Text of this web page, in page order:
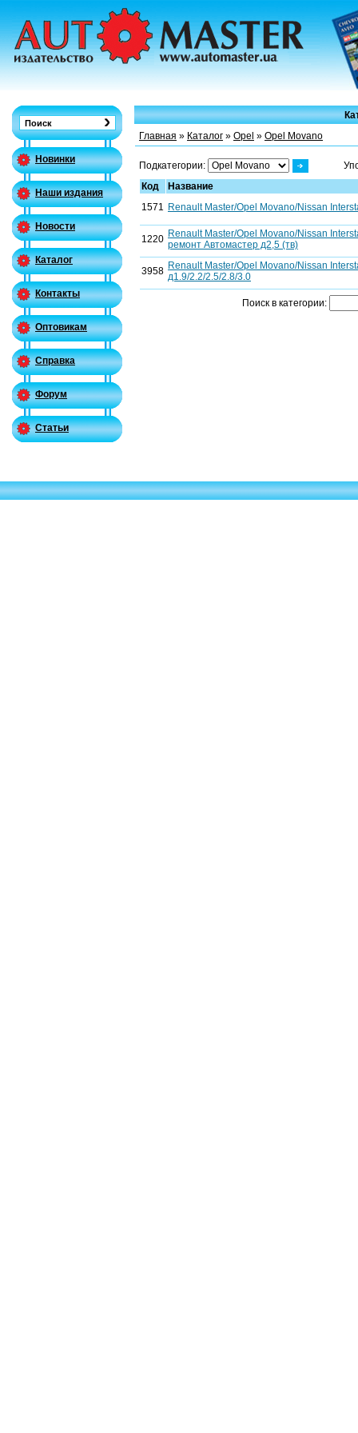
Новинки
Наши издания
Новости
Каталог
Контакты
Оптовикам
Справка
Форум
Статьи
Главная » Каталог » Opel » Opel Movano
Подкатегории:
Код
Название
1571 Renault Master/Opel Movano/Nissan
1220 Renault Master/Opel Movano/Nissan
ремонт Автомастер д2,5 (тв)
3958 Renault Master/Opel Movano/Nissan
д1.9/2.2/2.5/2.8/3.0
Поиск в категории: